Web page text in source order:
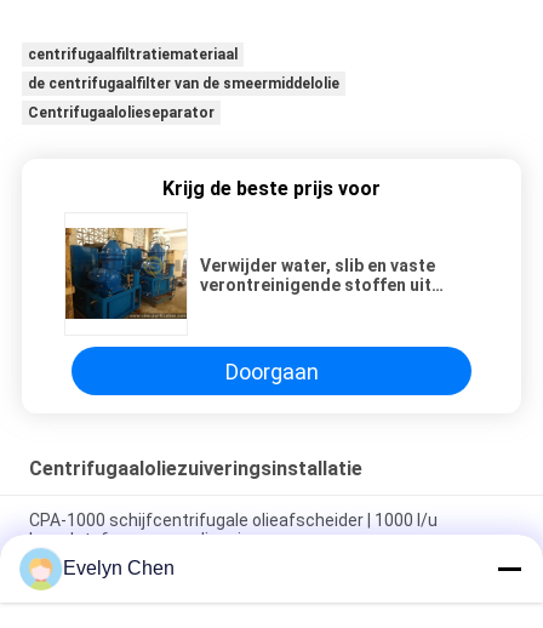
centrifugaalfiltratiemateriaal
de centrifugaalfilter van de smeermiddelolie
Centrifugaalolieseparator
Krijg de beste prijs voor
Verwijder water, slib en vaste
verontreinigende stoffen uit
Doorgaan
Centrifugaaloliezuiveringsinstallatie
CPA-1000 schijfcentrifugale olieafscheider | 1000 l/u
brandstof- en smeeroliezuiveraar
Verwijder water, slib en vaste verontreinigende stoffen uit
brandstof olie bij een temperatuur van maximaal 6000 L/h
Evelyn Chen